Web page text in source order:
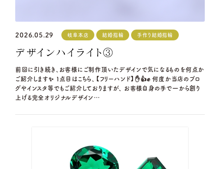
2026.05.29 岐阜本店 結婚指輪 手作り結婚指輪
デザインハイライト③
前回に引き続き、お客様にご制作頂いたデザインで気になるものを何点か
ご紹介します✨ 1点目はこちら、【フリーハンド】✋👍✊ 何度か当店のブロ
グやインスタ等でもご紹介しておりますが、 お客様自身の手で一から創り
上げる完全オリジナルデザイン…